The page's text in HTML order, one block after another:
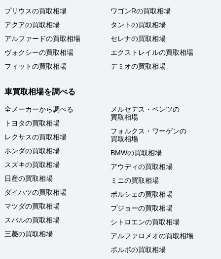
プリウスの買取相場
アクアの買取相場
アルファードの買取相場
ヴォクシーの買取相場
フィットの買取相場
ワゴンRの買取相場
タントの買取相場
セレナの買取相場
エクストレイルの買取相場
デミオの買取相場
車買取相場を調べる
全メーカーから調べる
トヨタの買取相場
レクサスの買取相場
ホンダの買取相場
スズキの買取相場
日産の買取相場
ダイハツの買取相場
マツダの買取相場
スバルの買取相場
三菱の買取相場
メルセデス・ベンツの
買取相場
フォルクス・ワーゲンの
買取相場
BMWの買取相場
アウディの買取相場
ミニの買取相場
ポルシェの買取相場
プジョーの買取相場
シトロエンの買取相場
アルファロメオの買取相場
ボルボの買取相場